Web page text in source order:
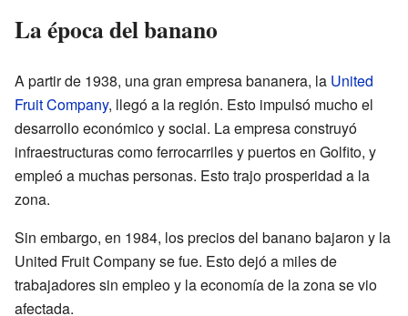
La época del banano
A partir de 1938, una gran empresa bananera, la United
Fruit Company, llegó a la región. Esto impulsó mucho el
desarrollo económico y social. La empresa construyó
infraestructuras como ferrocarriles y puertos en Golfito, y
empleó a muchas personas. Esto trajo prosperidad a la
zona.
Sin embargo, en 1984, los precios del banano bajaron y la
United Fruit Company se fue. Esto dejó a miles de
trabajadores sin empleo y la economía de la zona se vio
afectada.